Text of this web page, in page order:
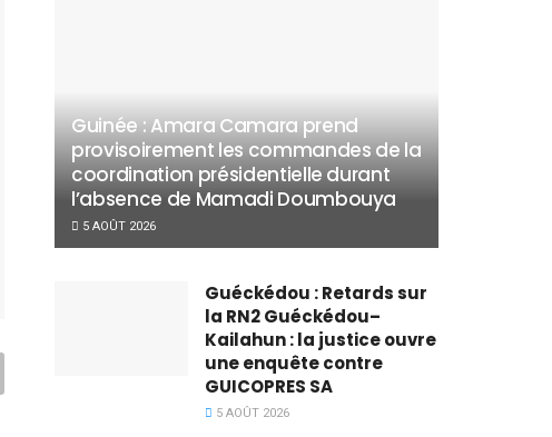
Guinée : Amara Camara prend
provisoirement les commandes de la
coordination présidentielle durant
l’absence de Mamadi Doumbouya
5 AOÛT 2026
Guéckédou : Retards sur
la RN2 Guéckédou–
Kailahun : la justice ouvre
une enquête contre
GUICOPRES SA
5 AOÛT 2026